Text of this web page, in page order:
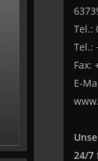
Tel.:
Tel.:
Fax:
E-
24/7